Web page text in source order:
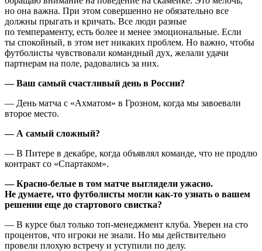
но она важна. При этом совершенно не обязательно все
должны прыгать и кричать. Все люди разные
по темпераменту, есть более и менее эмоциональные. Если
ты спокойный, в этом нет никаких проблем. Но важно, чтобы
футболисты чувствовали командный дух, желали удачи
партнерам на поле, радовались за них.
— Ваш самый счастливый день в России?
— День матча с «Ахматом» в Грозном, когда мы завоевали
второе место.
— А самый сложный?
— В Питере в декабре, когда объявлял команде, что не продлю
контракт со «Спартаком».
— Красно-белые в том матче выглядели ужасно.
Не думаете, что футболисты могли как-то узнать о вашем
решении еще до стартового свистка?
— В курсе был только топ-менеджмент клуба. Уверен на сто
процентов, что игроки не знали. Но мы действительно
провели плохую встречу и уступили по делу.